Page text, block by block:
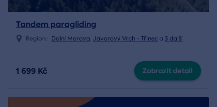
Tandem paragliding
Region: Dolní Morava, Javorový Vrch - Třinec a 3 další
1 699 Kč Zobrazit detail